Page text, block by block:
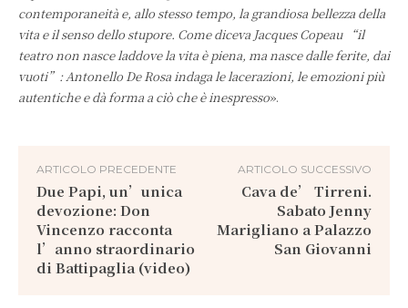
contemporaneità e, allo stesso tempo, la grandiosa bellezza della
vita e il senso dello stupore. Come diceva Jacques Copeau “il
teatro non nasce laddove la vita è piena, ma nasce dalle ferite, dai
vuoti”: Antonello De Rosa indaga le lacerazioni, le emozioni più
autentiche e dà forma a ciò che è inespresso».
ARTICOLO PRECEDENTE
Due Papi, un’unica
devozione: Don
Vincenzo racconta
l’anno straordinario
di Battipaglia (video)
ARTICOLO SUCCESSIVO
Cava de’ Tirreni.
Sabato Jenny
Marigliano a Palazzo
San Giovanni